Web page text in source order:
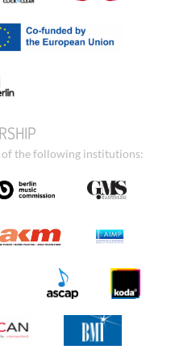
of the following institutions: